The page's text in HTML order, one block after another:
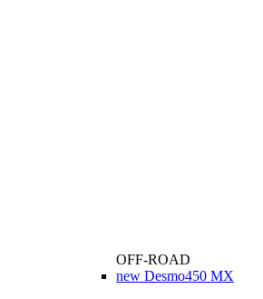
OFF-ROAD
new Desmo450 MX